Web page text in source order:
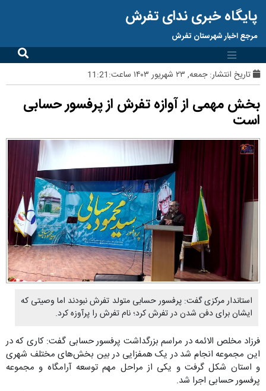
پایگاه خبری ندای تفرش
مرجع اخبار شهرستان تفرش
تاریخ انتشار:جمعه, ۲۳ شهریور ۱۴۰۳ ساعت:11:21
بخش مهمی از آوازه تفرش از پرفسور حسابی
است
استاندار مرکزی گفت: پرفسور حسابی متولد تفرش نبودند اما وصیتی که
ایشان برای دفن شدن در تفرش کرد؛ نام تفرش را پرآوزه کرد.
فرزاد مخلص الائمه در مراسم بزرگداشت پرفسور حسابی گفت: کاری که در
این مجموعه انجام شد در یک همفزایی در بین بخش‌های مختلف شهری
و استان شکل گرفت و یکی از مراحل مهم توسعه آرامگاه و مجموعه
پرفسور حسابی اجرا شد.